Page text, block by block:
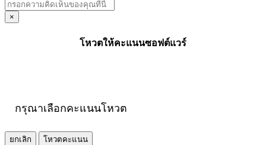
×
โหวตให้คะแนนซอฟต์แวร์
กรุณาเลือกคะแนนโหวต
ยกเลิก
โหวตคะแนน